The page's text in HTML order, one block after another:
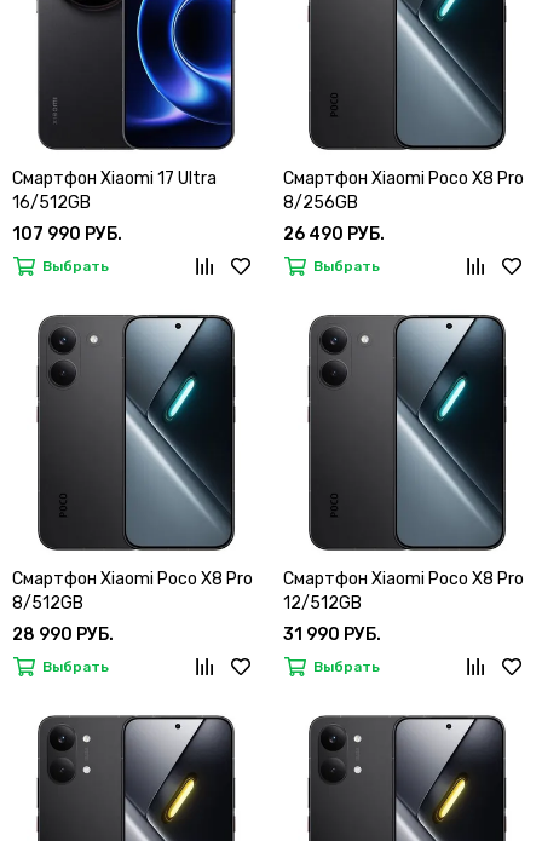
Смартфон Xiaomi 17 Ultra
16/512GB
107 990 РУБ.
Выбрать
Смартфон Xiaomi Poco X8 Pro
8/256GB
26 490 РУБ.
Выбрать
Смартфон Xiaomi Poco X8 Pro
8/512GB
28 990 РУБ.
Выбрать
Смартфон Xiaomi Poco X8 Pro
12/512GB
31 990 РУБ.
Выбрать